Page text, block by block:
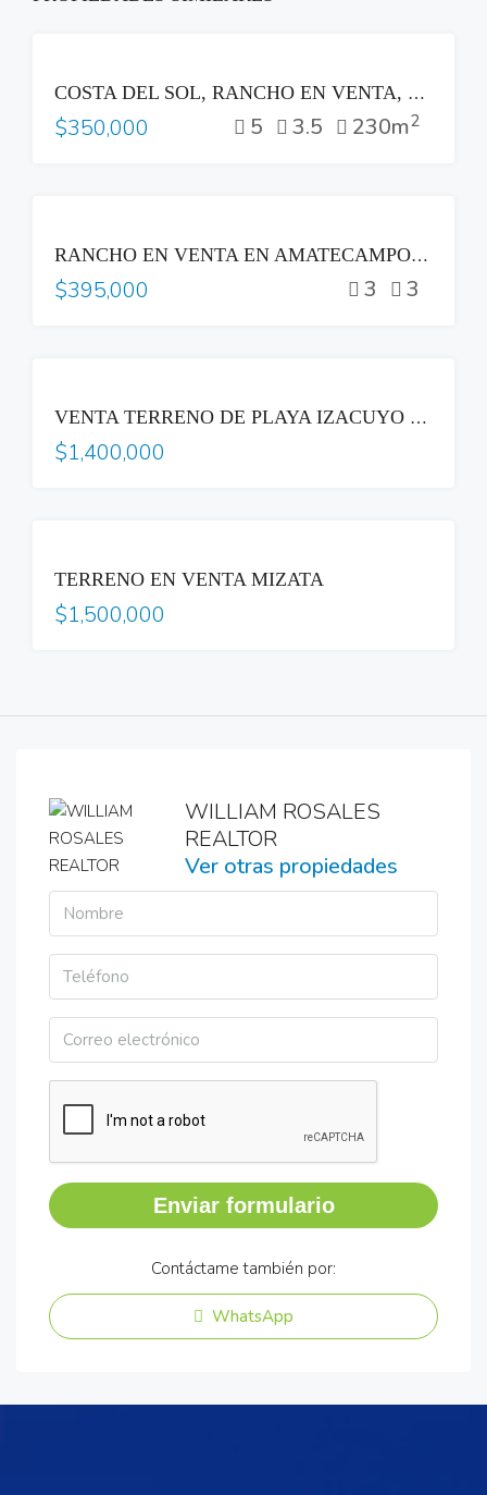
COSTA DEL SOL, RANCHO EN VENTA, CONDOMINIO JOYAS DEL PACIFICO EN PRIVADO A REPARAR
$350,000 5 3.5 230m2
RANCHO EN VENTA EN AMATECAMPO 🌊
$395,000 3 3
VENTA TERRENO DE PLAYA IZACUYO LA LIBERTAD
$1,400,000
TERRENO EN VENTA MIZATA
$1,500,000
WILLIAM ROSALES
REALTOR
Ver otras propiedades
Enviar formulario
Contáctame también por:
WhatsApp